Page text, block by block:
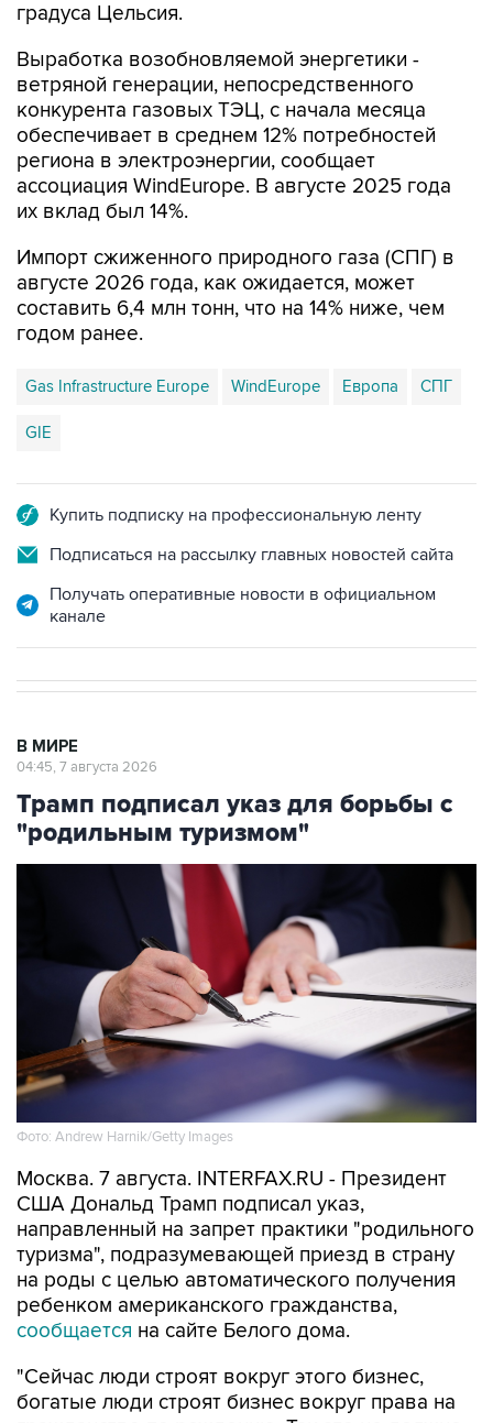
градуса Цельсия.
Выработка возобновляемой энергетики -
ветряной генерации, непосредственного
конкурента газовых ТЭЦ, с начала месяца
обеспечивает в среднем 12% потребностей
региона в электроэнергии, сообщает
ассоциация WindEurope. В августе 2025 года
их вклад был 14%.
Импорт сжиженного природного газа (СПГ) в
августе 2026 года, как ожидается, может
составить 6,4 млн тонн, что на 14% ниже, чем
годом ранее.
Gas Infrastructure Europe WindEurope Европа СПГ
GIE
Купить подписку на профессиональную ленту
Подписаться на рассылку главных новостей сайта
Получать оперативные новости в официальном
канале
В МИРЕ
04:45, 7 августа 2026
Трамп подписал указ для борьбы с
"родильным туризмом"
Фото: Andrew Harnik/Getty Images
Москва. 7 августа. INTERFAX.RU - Президент
США Дональд Трамп подписал указ,
направленный на запрет практики "родильного
туризма", подразумевающей приезд в страну
на роды с целью автоматического получения
ребенком американского гражданства,
сообщается на сайте Белого дома.
"Сейчас люди строят вокруг этого бизнес,
богатые люди строят бизнес вокруг права на